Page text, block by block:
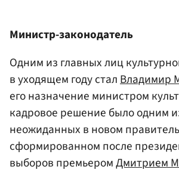
Министр-законодатель
Одним из главных лиц
в уходящем году сталВладимир
его назначение министром
кадровое решение было одним
неожиданных в новом
сформированном после
выборов премьеромДмитрием